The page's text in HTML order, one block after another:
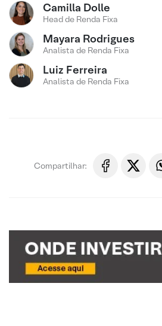
Camilla Dolle
Head de Renda Fixa
Mayara Rodrigues
Analista de Renda Fixa
Luiz Ferreira
Analista de Renda Fixa
Compartilhar: